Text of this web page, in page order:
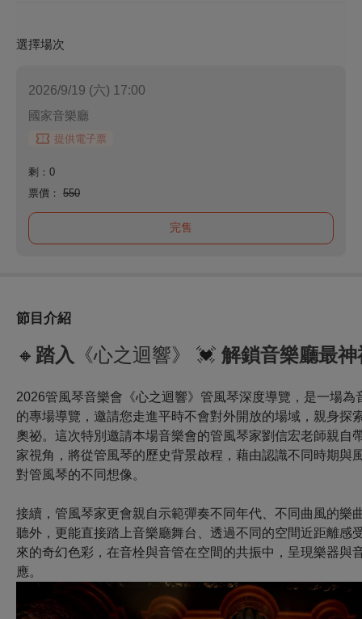
選擇場次
2026/9/19 (六) 17:00
國家音樂廳
提供電子票
剩：0
票價：
550
完售
節目介紹
🔸 踏入 《心之迴響》 💓 解鎖音樂廳最
2026管風琴音樂會《心之迴響》管風琴深度導覽，是一場為
的專場導覽，邀請您走進平時不會對外開放的場域， 親身探
奧祕。 這次特別邀請本場音樂會的管風琴家劉信宏老師親自
家視角，將從管風琴的歷史背景啟程，藉由認識不同時期與
對管風琴的不同想像。
接續，管風琴家更會親自示範彈奏不同年代、不同曲風的樂
聽外，更能直接踏上音樂廳舞台、透過不同的空間近距離感
來的奇幻色彩， 在音栓與音管在空間的共振中，呈現樂器與
應。